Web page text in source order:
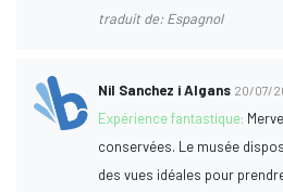
traduit de: Espagnol
Nil Sanchez i Algans 20/07/
Expérience fantastique:
conservées. Le musée
des vues idéales pour